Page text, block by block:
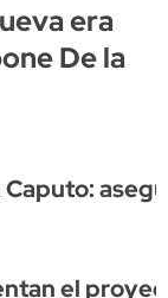
era
De la
el